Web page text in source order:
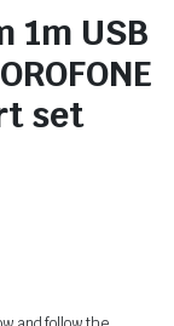
1m USB
set